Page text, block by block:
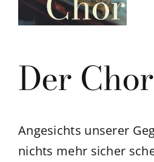
Der Chor
Angesichts unserer
nichts mehr sicher